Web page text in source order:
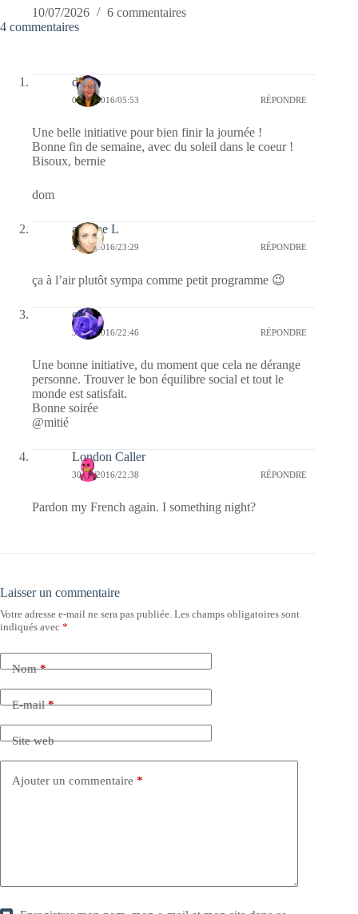
10/07/2026
6 commentaires
4 commentaires
dom
01/07/2016/05:53 RÉPONDRE
Une belle initiative pour bien finir la journée !
Bonne fin de semaine, avec du soleil dans le coeur !
Bisoux, bernie
dom
adeline L
30/06/2016/23:29 RÉPONDRE
ça à l’air plutôt sympa comme petit programme 😉
covix
30/06/2016/22:46 RÉPONDRE
Une bonne initiative, du moment que cela ne dérange
personne. Trouver le bon équilibre social et tout le
monde est satisfait.
Bonne soirée
@mitié
London Caller
30/06/2016/22:38 RÉPONDRE
Pardon my French again. I something night?
Laisser un commentaire
Votre adresse e-mail ne sera pas publiée. Les champs obligatoires sont
indiqués avec *
Nom*
E-mail*
Site web
Ajouter un commentaire *